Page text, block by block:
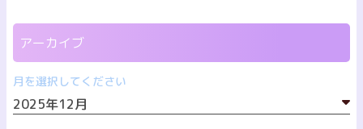
アーカイブ
月を選択してください